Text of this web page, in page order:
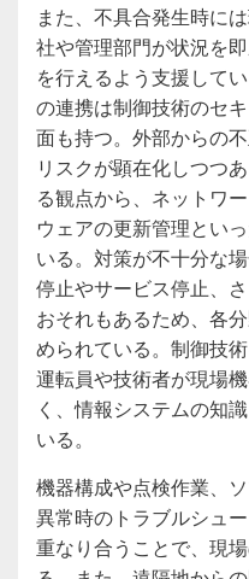
また、不具合発生時に
社や管理部門が状況を
を行えるよう支援して
の連携は制御技術のセ
面も持つ。外部からの
リスクが顕在化しつつ
る観点から、ネットワ
ウェアの更新管理とい
いる。対策が不十分な
停止やサービス停止、
おそれもあるため、各
められている。制御技
運転員や技術者が現場
く、情報システムの知
いる。
機器構成や点検作業、
異常時のトラブルシュ
重なり合うことで、現